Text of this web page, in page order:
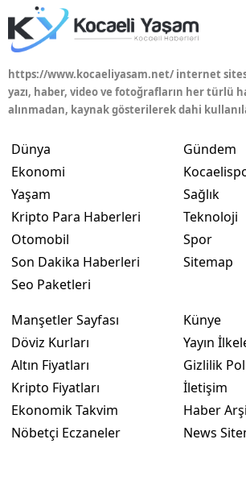
https://www.kocaeliyasam.net/ internet
yazı, haber, video ve fotoğrafların her türlü
alınmadan, kaynak gösterilerek dahi
Dünya
Ekonomi
Yaşam
Kripto Para Haberleri
Otomobil
Son Dakika Haberleri
Seo Paketleri
Gündem
Sağlık
Teknoloji
Spor
Sitemap
Manşetler Sayfası
Döviz Kurları
Altın Fiyatları
Kripto Fiyatları
Ekonomik Takvim
Nöbetçi Eczaneler
Künye
Yayın
Gizlilik
İletişim
Haber
News